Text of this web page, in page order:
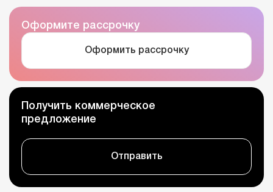
Оформите рассрочку
Оформить рассрочку
Получить коммерческое
предложение
Отправить